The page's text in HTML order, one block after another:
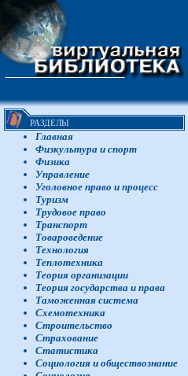
РАЗДЕЛЫ
Главная
Физкультура и спорт
Физика
Управление
Уголовное право и процесс
Туризм
Трудовое право
Транспорт
Товароведение
Технология
Теплотехника
Теория организации
Теория государства и права
Таможенная система
Схемотехника
Строительство
Страхование
Статистика
Социология и обществознание